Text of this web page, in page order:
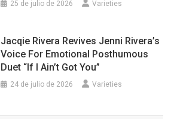
25 de julio de 2026 Varieties
Jacqie Rivera Revives Jenni Rivera’s
Voice For Emotional Posthumous
Duet “If I Ain’t Got You”
24 de julio de 2026 Varieties